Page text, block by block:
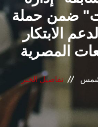
البحث العلمي
الرعاية الصحية
المراكز والوحدات
الأنظمة الذكية
ضمن حملة
الابتكار
المصرية
شمس تفاصيل الخبر